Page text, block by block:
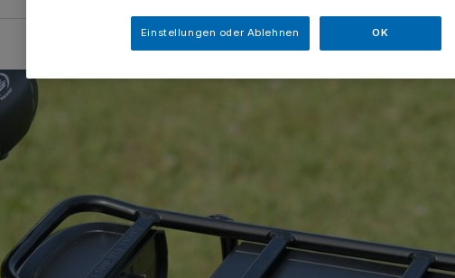
Einstellungen oder Ablehnen OK